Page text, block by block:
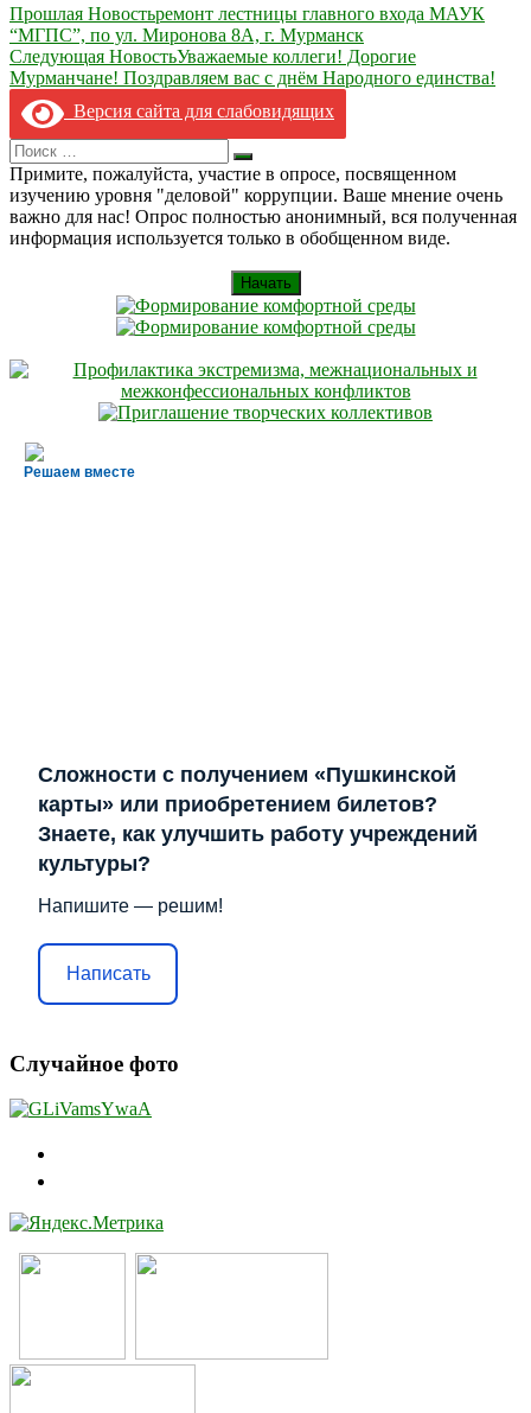
Навигация
по
записям
Прошлая Новостьремонт лестницы главного входа МАУК
“МГПС”, по ул. Миронова 8А, г. Мурманск
Следующая НовостьУважаемые коллеги! Дорогие
Мурманчане! Поздравляем вас с днём Народного единства!
Версия сайта для слабовидящих
Search
for:
Искать
Примите, пожалуйста, участие в опросе, посвященном
изучению уровня "деловой" коррупции. Ваше мнение очень
важно для нас! Опрос полностью анонимный, вся полученная
информация используется только в обобщенном виде.
Начать
Решаем вместе
Сложности с получением «Пушкинской
карты» или приобретением билетов?
Знаете, как улучшить работу учреждений
культуры?
Напишите — решим!
Написать
Случайное фото